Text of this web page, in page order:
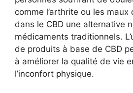
comme l’arthrite ou les
dans le CBD une alternative
médicaments traditionnels.
de produits à base de CBD
à améliorer la qualité de vie
l’inconfort physique.